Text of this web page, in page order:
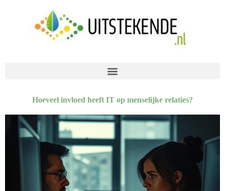
Hoeveel invloed heeft IT op menselijke relaties?